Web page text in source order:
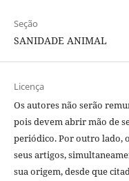
Seção
SANIDADE ANIMAL
Licença
Os autores não serão
pois devem abrir mão de
periódico. Por outro lado,
seus artigos,
sua origem, desde que